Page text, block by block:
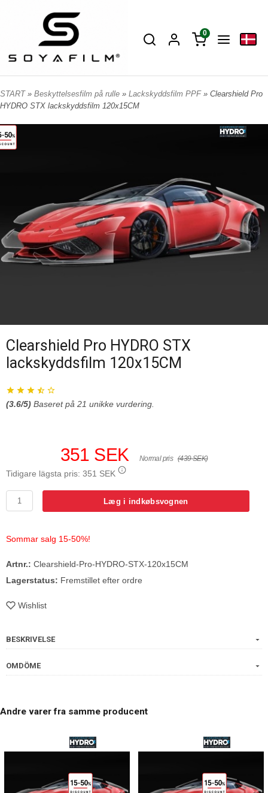
0
START» Beskyttelsesfilm på rulle » Lackskyddsfilm PPF » Clearshield Pro
HYDRO STX lackskyddsfilm 120x15CM
Clearshield Pro HYDRO STX
lackskyddsfilm 120x15CM
(3.6/5) Baseret på 21 unikke vurdering.
351 SEK Normal pris (439 SEK)
Tidigare lägsta pris: 351 SEK
Læg i indkøbsvognen
Sommar salg 15-50%!
Artnr.: Clearshield-Pro-HYDRO-STX-120x15CM
Lagerstatus: Fremstillet efter ordre
Wishlist
BESKRIVELSE
OMDÖME
Andre varer fra samme producent